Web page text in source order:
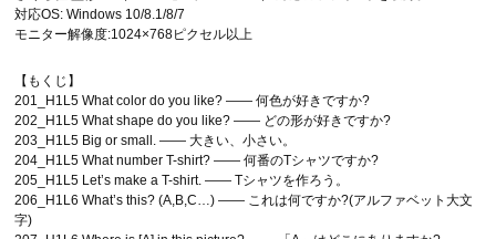
対応OS: Windows 10/8.1/8/7
モニター解像度:1024×768ピクセル以上
【もくじ】
201_H1L5 What color do you like? ―― 何色が好きですか?
202_H1L5 What shape do you like? ―― どの形が好きですか?
203_H1L5 Big or small. ―― 大きい、小さい。
204_H1L5 What number T-shirt? ―― 何番のTシャツですか?
205_H1L5 Let’s make a T-shirt. ―― Tシャツを作ろう。
206_H1L6 What’s this? (A,B,C…) ―― これは何ですか?(アルファベット大文
字)